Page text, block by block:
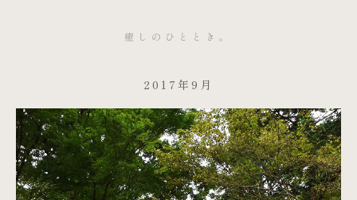
癒しのひととき。
2017年9月